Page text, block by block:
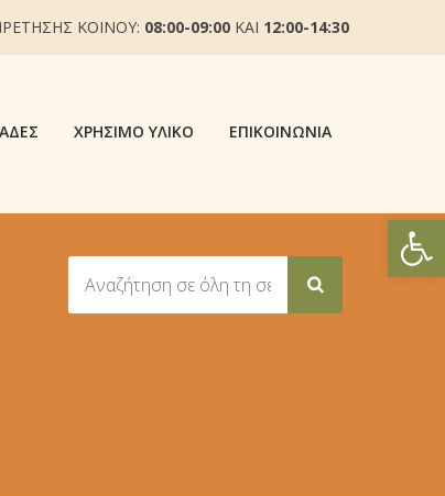
ΚΟΙΝΟΥ: 08:00-09:00 ΚΑΙ 12:00-14:30
ΧΡΉΣΙΜΟ ΥΛΙΚΌ ΕΠΙΚΟΙΝΩΝΊΑ